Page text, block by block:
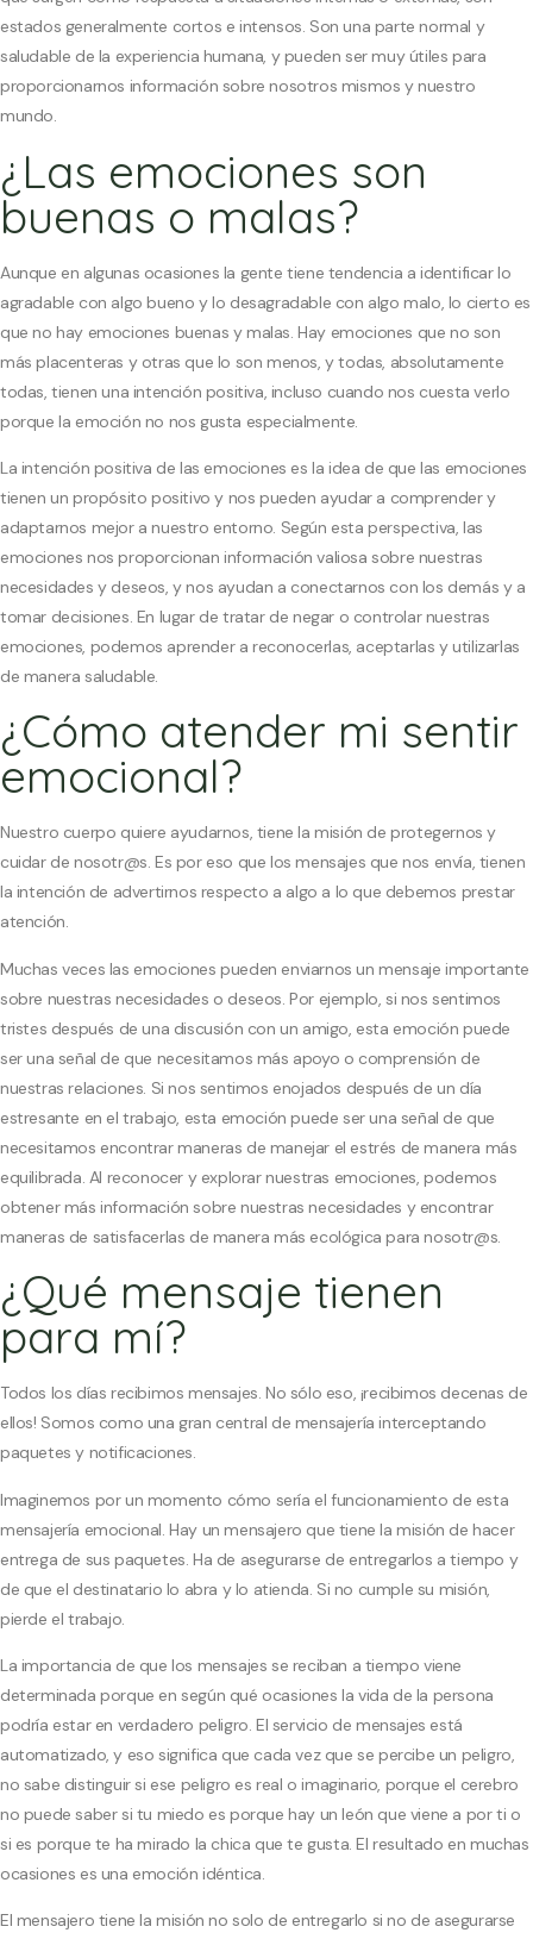
estados generalmente cortos e intensos. Son una parte normal y
saludable de la experiencia humana, y pueden ser muy útiles para
proporcionarnos información sobre nosotros mismos y nuestro
mundo.
¿Las emociones son
buenas o malas?
Aunque en algunas ocasiones la gente tiene tendencia a identificar lo
agradable con algo bueno y lo desagradable con algo malo, lo cierto es
que no hay emociones buenas y malas. Hay emociones que no son
más placenteras y otras que lo son menos, y todas, absolutamente
todas, tienen una intención positiva, incluso cuando nos cuesta verlo
porque la emoción no nos gusta especialmente.
La intención positiva de las emociones es la idea de que las emociones
tienen un propósito positivo y nos pueden ayudar a comprender y
adaptarnos mejor a nuestro entorno. Según esta perspectiva, las
emociones nos proporcionan información valiosa sobre nuestras
necesidades y deseos, y nos ayudan a conectarnos con los demás y a
tomar decisiones. En lugar de tratar de negar o controlar nuestras
emociones, podemos aprender a reconocerlas, aceptarlas y utilizarlas
de manera saludable.
¿Cómo atender mi sentir
emocional?
Nuestro cuerpo quiere ayudarnos, tiene la misión de protegernos y
cuidar de nosotr@s. Es por eso que los mensajes que nos envía, tienen
la intención de advertirnos respecto a algo a lo que debemos prestar
atención.
Muchas veces las emociones pueden enviarnos un mensaje importante
sobre nuestras necesidades o deseos. Por ejemplo, si nos sentimos
tristes después de una discusión con un amigo, esta emoción puede
ser una señal de que necesitamos más apoyo o comprensión de
nuestras relaciones. Si nos sentimos enojados después de un día
estresante en el trabajo, esta emoción puede ser una señal de que
necesitamos encontrar maneras de manejar el estrés de manera más
equilibrada. Al reconocer y explorar nuestras emociones, podemos
obtener más información sobre nuestras necesidades y encontrar
maneras de satisfacerlas de manera más ecológica para nosotr@s.
¿Qué mensaje tienen
para mí?
Todos los días recibimos mensajes. No sólo eso, ¡recibimos decenas de
ellos! Somos como una gran central de mensajería interceptando
paquetes y notificaciones.
Imaginemos por un momento cómo sería el funcionamiento de esta
mensajería emocional. Hay un mensajero que tiene la misión de hacer
entrega de sus paquetes. Ha de asegurarse de entregarlos a tiempo y
de que el destinatario lo abra y lo atienda. Si no cumple su misión,
pierde el trabajo.
La importancia de que los mensajes se reciban a tiempo viene
determinada porque en según qué ocasiones la vida de la persona
podría estar en verdadero peligro. El servicio de mensajes está
automatizado, y eso significa que cada vez que se percibe un peligro,
no sabe distinguir si ese peligro es real o imaginario, porque el cerebro
no puede saber si tu miedo es porque hay un león que viene a por ti o
si es porque te ha mirado la chica que te gusta. El resultado en muchas
ocasiones es una emoción idéntica.
El mensajero tiene la misión no solo de entregarlo si no de asegurarse